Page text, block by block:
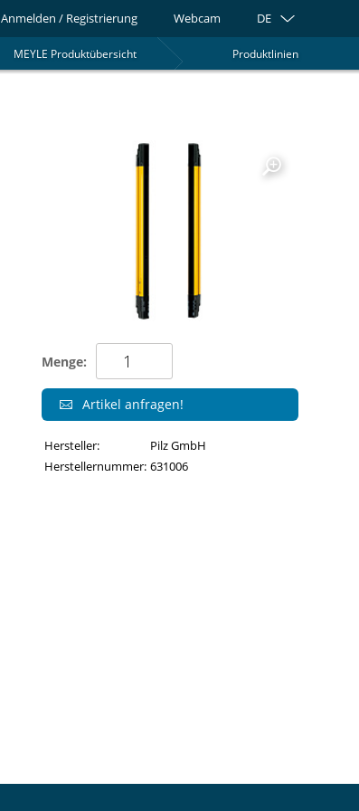
Anmelden / Registrierung Webcam DE
Produktlinien
MEYLE Produktübersicht
Menge:
Artikel anfragen!
Hersteller:
Pilz GmbH
Herstellernummer: 631006